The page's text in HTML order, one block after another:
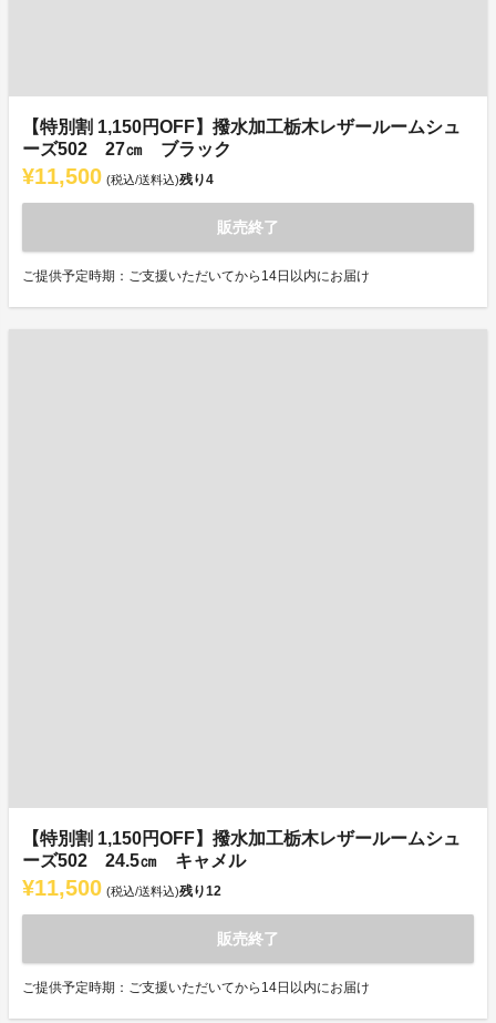
【特別割 1,150円OFF】撥水加工栃木レザールームシュ
ーズ502 27㎝ ブラック
¥11,500 (税込/送料込)残り4
販売終了
ご提供予定時期：ご支援いただいてから14日以内にお届け
【特別割 1,150円OFF】撥水加工栃木レザールームシュ
ーズ502 24.5㎝ キャメル
¥11,500 (税込/送料込)残り12
販売終了
ご提供予定時期：ご支援いただいてから14日以内にお届け